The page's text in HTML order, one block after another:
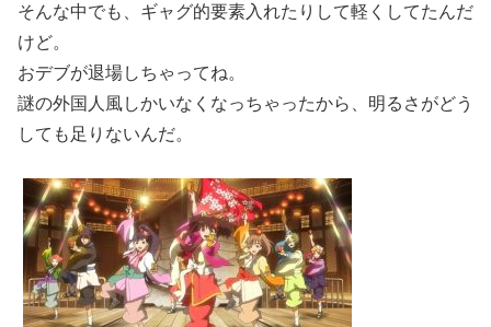
そんな中でも、ギャグ的要素入れたりして軽くしてたんだ
けど。
おデブが退場しちゃってね。
謎の外国人風しかいなくなっちゃったから、明るさがどう
しても足りないんだ。